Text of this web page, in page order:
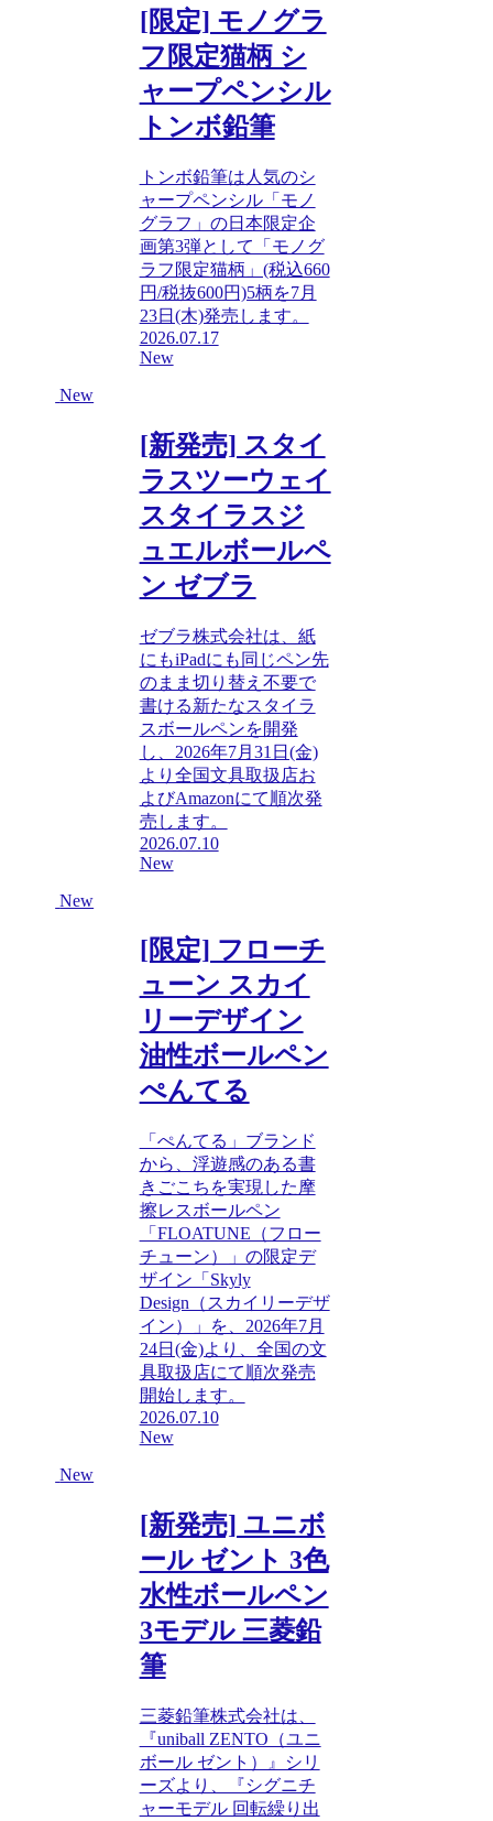
[限定] モノグラ
フ限定猫柄 シ
ャープペンシル
トンボ鉛筆
トンボ鉛筆は人気のシ
ャープペンシル「モノ
グラフ」の日本限定企
画第3弾として「モノグ
ラフ限定猫柄」(税込660
円/税抜600円)5柄を7月
23日(木)発売します。
2026.07.17
New
New
[新発売] スタイ
ラスツーウェイ
スタイラスジ
ュエルボールペ
ン ゼブラ
ゼブラ株式会社は、紙
にもiPadにも同じペン先
のまま切り替え不要で
書ける新たなスタイラ
スボールペンを開発
し、2026年7月31日(金)
より全国文具取扱店お
よびAmazonにて順次発
売します。
2026.07.10
New
New
[限定] フローチ
ューン スカイ
リーデザイン
油性ボールペン
ぺんてる
「ぺんてる」ブランド
から、浮遊感のある書
きごこちを実現した摩
擦レスボールペン
「FLOATUNE（フロー
チューン）」の限定デ
ザイン「Skyly
Design（スカイリーデザ
イン）」を、2026年7月
24日(金)より、全国の文
具取扱店にて順次発売
開始します。
2026.07.10
New
New
[新発売] ユニボ
ール ゼント 3色
水性ボールペン
3モデル 三菱鉛
筆
三菱鉛筆株式会社は、
『uniball ZENTO（ユニ
ボール ゼント）』シリ
ーズより、『シグニチ
ャーモデル 回転繰り出